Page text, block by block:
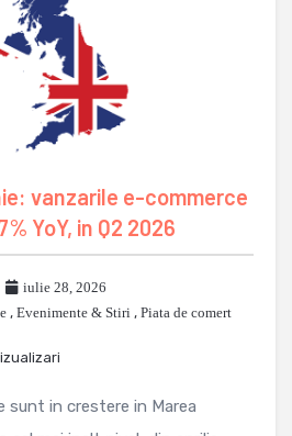
vanzarile e-commerce
YoY, in Q2 2026
iulie 28, 2026
, Evenimente & Stiri , Piata de comert
sunt in crestere in Marea